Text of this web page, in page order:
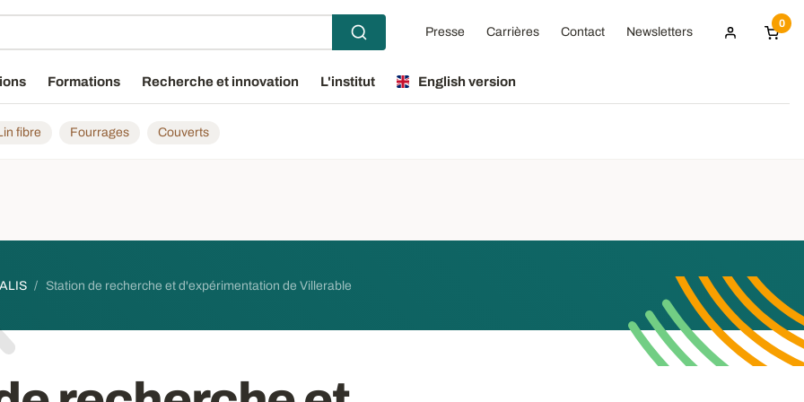
Presse Carrières Contact Newsletters
0
Formations Recherche et innovation L'institut English version
fibre Fourrages Couverts
Station de recherche et d'expérimentation de Villerable